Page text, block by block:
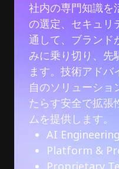
社内の専門知識を
の選定、セキュリ
通して、ブランド
みに乗り切り、先
ます。技術アド
自のソリューショ
たらす安全で拡張
ムを提供します。
AI
Platform &
Proprietary